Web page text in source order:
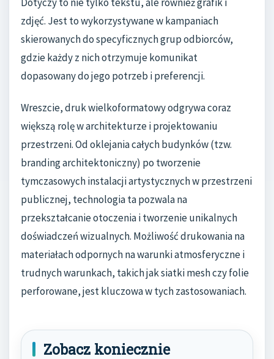
zdjęć. Jest to wykorzystywane w kampaniach
skierowanych do specyficznych grup odbiorców,
gdzie każdy z nich otrzymuje komunikat
dopasowany do jego potrzeb i preferencji.
Wreszcie, druk wielkoformatowy odgrywa coraz
większą rolę w architekturze i projektowaniu
przestrzeni. Od oklejania całych budynków (tzw.
branding architektoniczny) po tworzenie
tymczasowych instalacji artystycznych w przestrzeni
publicznej, technologia ta pozwala na
przekształcanie otoczenia i tworzenie unikalnych
doświadczeń wizualnych. Możliwość drukowania na
materiałach odpornych na warunki atmosferyczne i
trudnych warunkach, takich jak siatki mesh czy folie
perforowane, jest kluczowa w tych zastosowaniach.
Zobacz koniecznie